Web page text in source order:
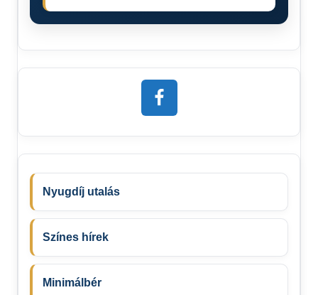
Nyugdíj utalás
Színes hírek
Minimálbér